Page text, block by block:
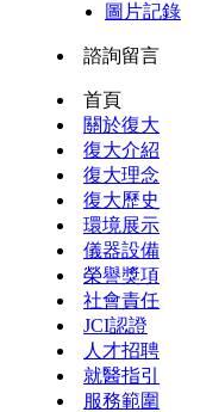
圖片記錄
諮詢留言
首頁
關於復大
復大介紹
復大理念
復大歷史
環境展示
儀器設備
榮譽獎項
社會責任
JCI認證
人才招聘
就醫指引
服務範圍